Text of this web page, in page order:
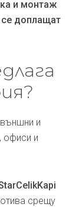
и монтаж
се доплащат
и
офиси и
срещу